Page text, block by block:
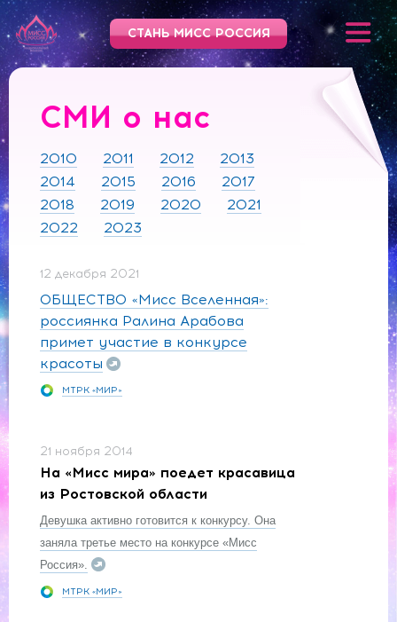
СТАНЬ МИСС РОССИЯ
СМИ о нас
2010 2011 2012
2013
2014
2015 2016
2017
2018
2019 2020
2021
2022
2023
12 декабря 2021
ОБЩЕСТВО «Мисс Вселенная»:
россиянка Ралина Арабова
примет участие в конкурсе
красоты
МТРК «МИР»
21 ноября 2014
На «Мисс мира» поедет красавица
из Ростовской области
Девушка активно готовится к конкурсу. Она
заняла третье место на конкурсе «Мисс
Россия».
МТРК «МИР»